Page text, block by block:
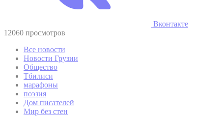
Вконтакте
12060 просмотров
Все новости
Новости Грузии
Общество
Тбилиси
марафоны
поэзия
Дом писателей
Мир без стен